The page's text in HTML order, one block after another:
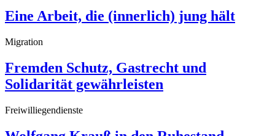
Eine Arbeit, die (innerlich) jung hält
Migration
Fremden Schutz, Gastrecht und
Solidarität gewährleisten
Freiwilliegendienste